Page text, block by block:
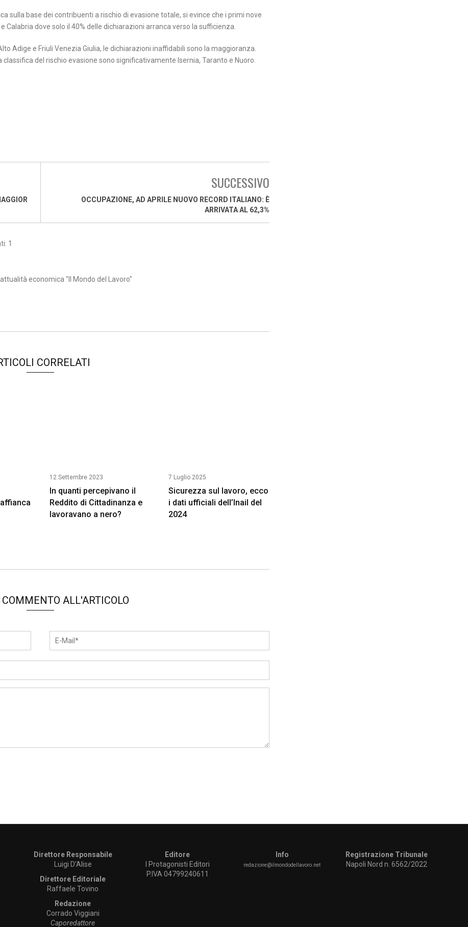
sulla base dei contribuenti a rischio di evasione totale, si evince che i primi nove
dove solo il 40% delle dichiarazioni arranca verso la sufficienza.
Adige e Friuli Venezia Giulia, le dichiarazioni inaffidabili sono la maggioranza.
del rischio evasione sono significativamente Isernia, Taranto e Nuoro.
SUCCESSIVO
OCCUPAZIONE, AD APRILE NUOVO RECORD ITALIANO: È
ARRIVATA AL 62,3%
1
economica "Il Mondo del Lavoro"
CORRELATI
12 Settembre 2023
In quanti percepivano il
Reddito di Cittadinanza e
lavoravano a nero?
7 Luglio 2025
Sicurezza sul lavoro, ecco
i dati ufficiali dell’Inail del
2024
ALL'ARTICOLO
Direttore Responsabile
Luigi D’Alise
Direttore Editoriale
Raffaele Tovino
Redazione
Corrado Viggiani
Caporedattore
Editore
I Protagonisti Editori
P.IVA 04799240611
Info
redazione@ilmondodellavoro.net
Registrazione Tribunale
Napoli Nord n. 6562/2022